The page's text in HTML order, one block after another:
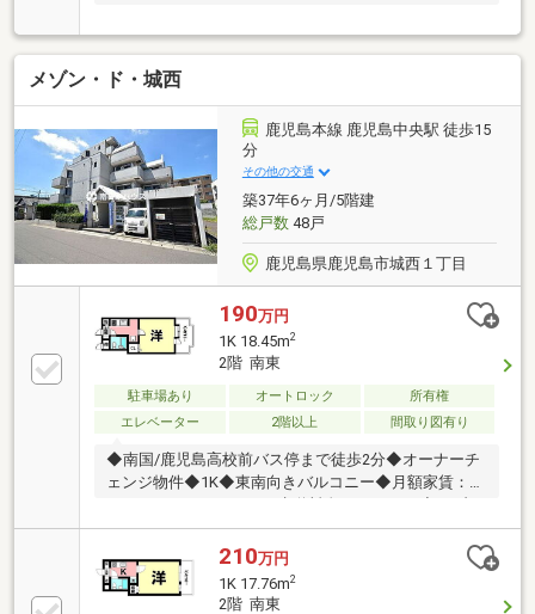
メゾン・ド・城西
鹿児島本線 鹿児島中央駅 徒歩15
分
その他の交通
築37年6ヶ月/5階建
総戸数48戸
鹿児島県鹿児島市城西１丁目
190万円
1K 18.45m2
2階 南東
駐車場あり オートロック
所有権
エレベーター
2階以上 間取り図有り
◆南国/鹿児島高校前バス停まで徒歩2分◆オーナーチ
ェンジ物件◆1K◆東南向きバルコニー◆月額家賃：
26、300円（24、000円+水道料金2、300円）◆サブリ
ース契約中
210万円
1K 17.76m2
2階 南東